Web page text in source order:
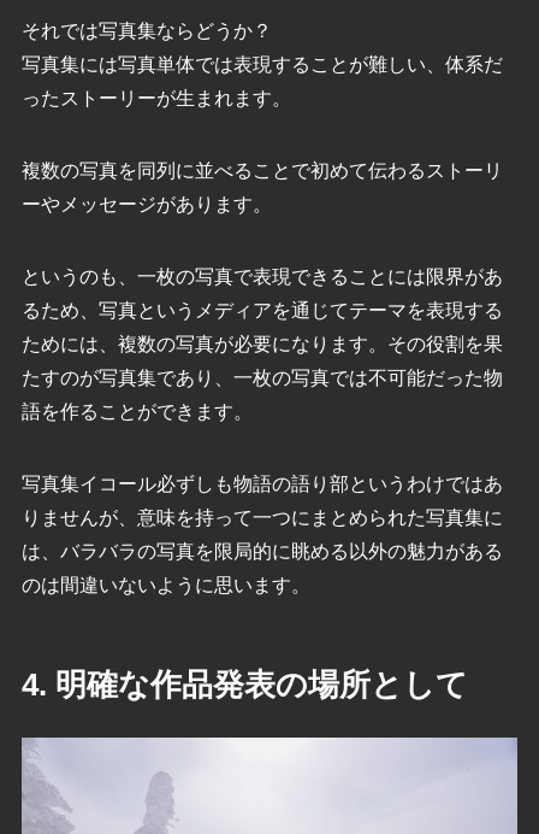
それでは写真集ならどうか？
写真集には写真単体では表現することが難しい、体系だ
ったストーリーが生まれます。
複数の写真を同列に並べることで初めて伝わるストーリ
ーやメッセージがあります。
というのも、一枚の写真で表現できることには限界があ
るため、写真というメディアを通じてテーマを表現する
ためには、複数の写真が必要になります。その役割を果
たすのが写真集であり、一枚の写真では不可能だった物
語を作ることができます。
写真集イコール必ずしも物語の語り部というわけではあ
りませんが、意味を持って一つにまとめられた写真集に
は、バラバラの写真を限局的に眺める以外の魅力がある
のは間違いないように思います。
4. 明確な作品発表の場所として